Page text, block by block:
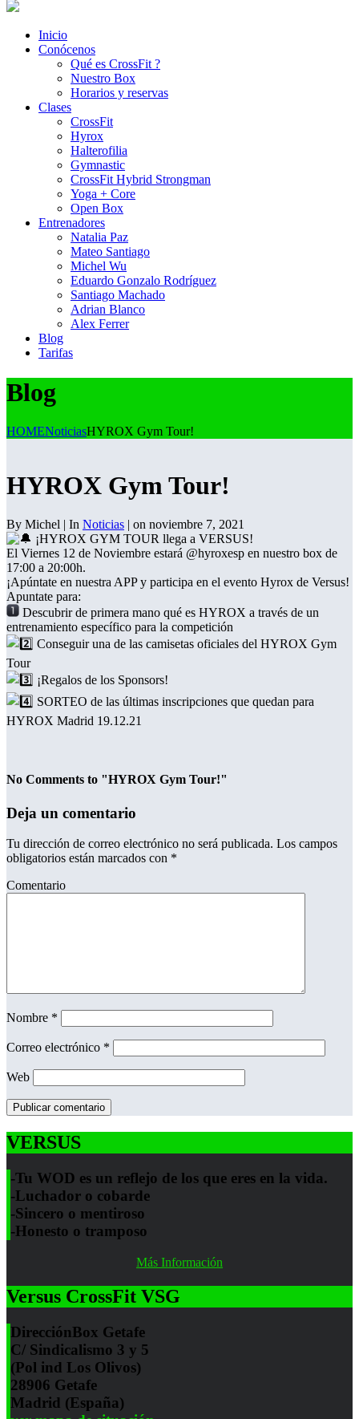
Inicio
Conócenos
Qué es CrossFit ?
Nuestro Box
Horarios y reservas
Clases
CrossFit
Hyrox
Halterofilia
Gymnastic
CrossFit Hybrid Strongman
Yoga + Core
Open Box
Entrenadores
Natalia Paz
Mateo Santiago
Michel Wu
Eduardo Gonzalo Rodríguez
Santiago Machado
Adrian Blanco
Alex Ferrer
Blog
Tarifas
Blog
HOMENoticiasHYROX Gym Tour!
HYROX Gym Tour!
By Michel | In Noticias | on noviembre 7, 2021
¡HYROX GYM TOUR llega a VERSUS!
El Viernes 12 de Noviembre estará @hyroxesp en nuestro box de
17:00 a 20:00h.
¡Apúntate en nuestra APP y participa en el evento Hyrox de Versus!
Apuntate para:
Descubrir de primera mano qué es HYROX a través de un
entrenamiento específico para la competición
Conseguir una de las camisetas oficiales del HYROX Gym
Tour
¡Regalos de los Sponsors!
SORTEO de las últimas inscripciones que quedan para
HYROX Madrid 19.12.21
No Comments to "HYROX Gym Tour!"
Deja un comentario
Tu dirección de correo electrónico no será publicada. Los campos
obligatorios están marcados con *
Comentario
Nombre *
Correo electrónico *
Web
VERSUS
-Tu WOD es un reflejo de los que eres en la vida.
-Luchador o cobarde
-Sincero o mentiroso
-Honesto o tramposo
Más Información
Versus CrossFit VSG
DirecciónBox Getafe
C/ Sindicalismo 3 y 5
(Pol ind Los Olivos)
28906 Getafe
Madrid (España)